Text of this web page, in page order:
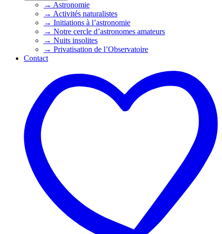
→ Astronomie
→ Activités naturalistes
→ Initiations à l’astronomie
→ Notre cercle d’astronomes amateurs
→ Nuits insolites
→ Privatisation de l’Observatoire
Contact